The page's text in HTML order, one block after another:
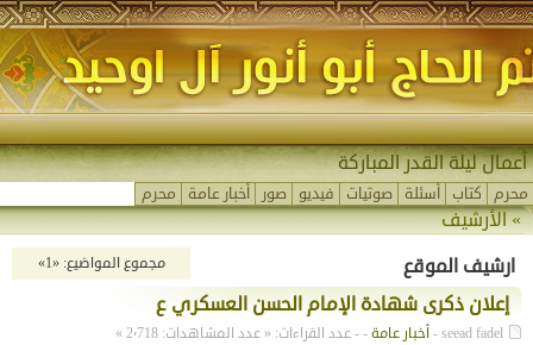
أعمال ليلة القدر المباركة
محرم كتاب أسئلة صوتيات فيديو صور أخبار عامة محرم
» الأرشيف
مجموع المواضيع: «1»
ارشيف الموقع
إعلان ذكرى شهادة الإمام الحسن العسكري ع
seead fadel - أخبار عامة- - عدد القراءات: « عدد المشاهدات: 2٬718 »